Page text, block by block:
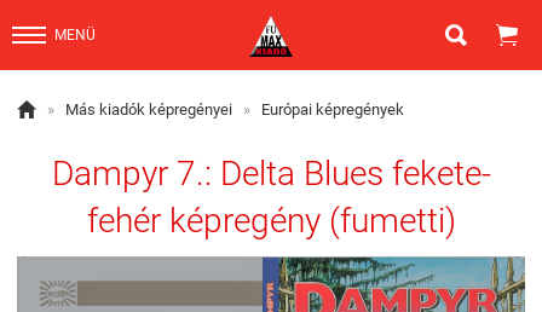
MENÜ  
 » Más kiadók képregényei » Európai képregények
Dampyr 7.: Delta Blues fekete-
fehér képregény (fumetti)